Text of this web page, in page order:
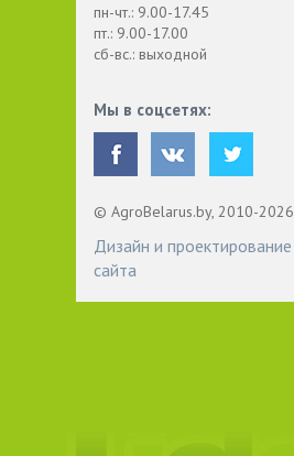
пн-чт.: 9.00-17.45
пт.: 9.00-17.00
сб-вс.: выходной
Мы в соцсетях:
© AgroBelarus.by, 2010-2026
Дизайн и проектирование
сайта